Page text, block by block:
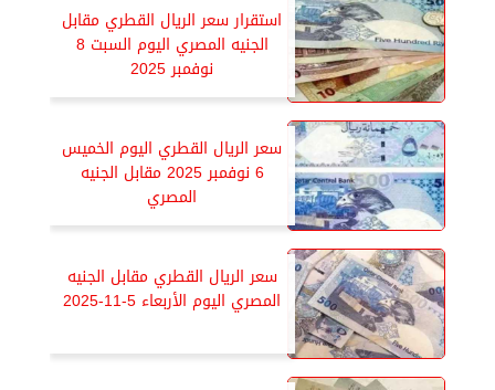
استقرار سعر الريال القطري مقابل
الجنيه المصري اليوم السبت 8
نوفمبر 2025
سعر الريال القطري اليوم الخميس
6 نوفمبر 2025 مقابل الجنيه
المصري
سعر الريال القطري مقابل الجنيه
المصري اليوم الأربعاء 5-11-2025